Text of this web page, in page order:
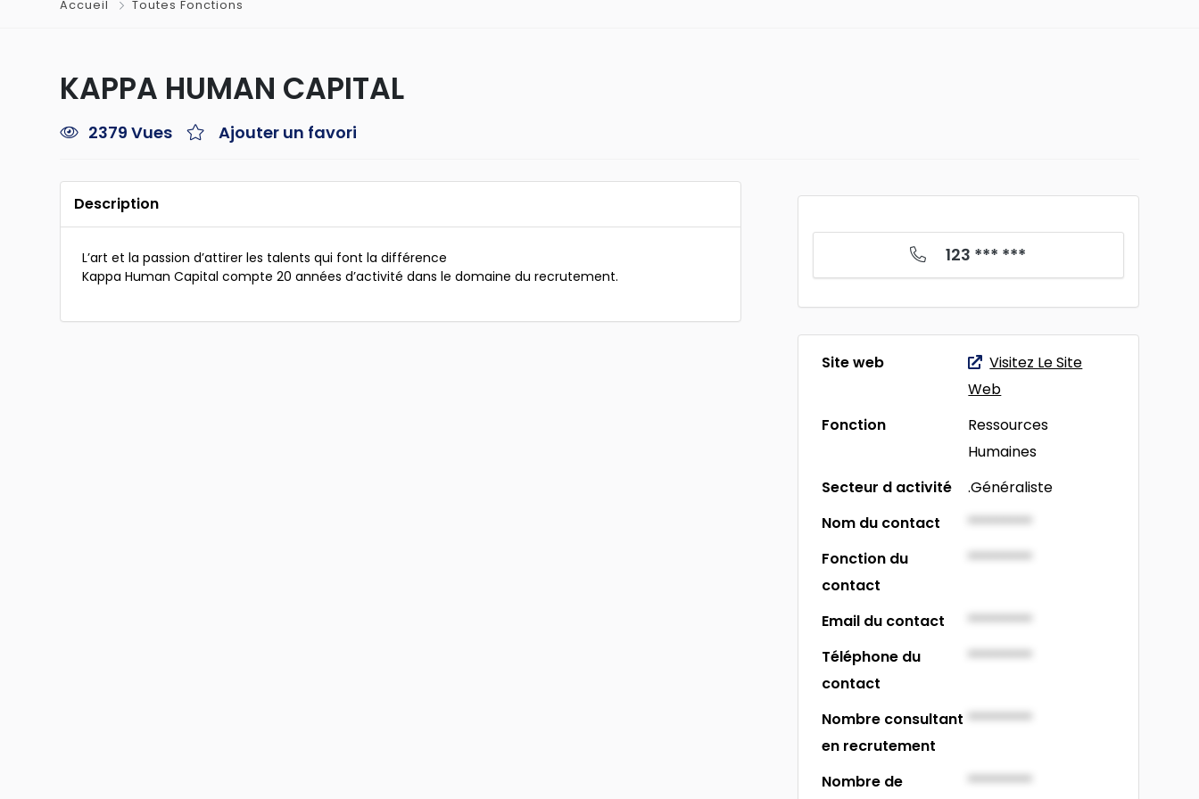
Accueil Toutes Fonctions
KAPPA HUMAN CAPITAL
2379 Vues Ajouter un favori
123 *** ***
Site web
Visitez Le Site
Web
Fonction
Ressources
Humaines
Secteur d activité
.Généraliste
Nom du contact
*********
Fonction du
contact
*********
Email du contact
*********
Téléphone du
contact
*********
Nombre consultant
en recrutement
*********
Nombre de
*********
Description
L’art et la passion d’attirer les talents qui font la différence
Kappa Human Capital compte 20 années d’activité dans le domaine du recrutement.